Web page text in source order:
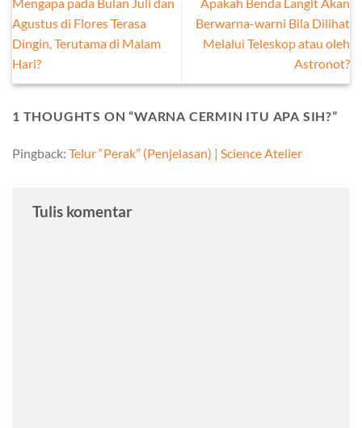
Mengapa pada Bulan Juli dan
Agustus di Flores Terasa
Dingin, Terutama di Malam
Hari?
Apakah Benda Langit Akan
Berwarna-warni Bila Dilihat
Melalui Teleskop atau oleh
Astronot?
1 THOUGHTS ON “WARNA CERMIN ITU APA SIH?”
Pingback: Telur “Perak” (Penjelasan) | Science Atelier
Tulis komentar